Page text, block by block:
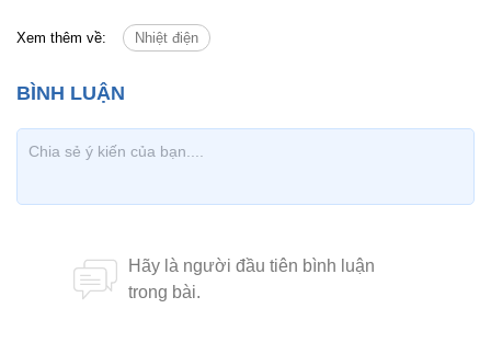
Xem thêm về: Nhiệt điện